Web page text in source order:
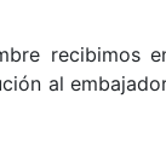
recibimos
al